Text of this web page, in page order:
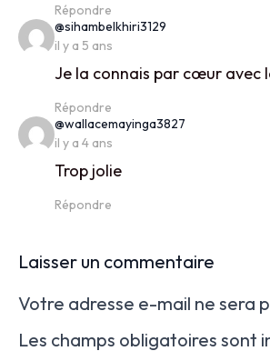
Répondre
@sihambelkhiri3129
il y a 5 ans
Je la connais par cœur avec
Répondre
@wallacemayinga3827
il y a 4 ans
Trop jolie
Répondre
Laisser un commentaire
Votre adresse e-mail ne sera
Les champs obligatoires sont